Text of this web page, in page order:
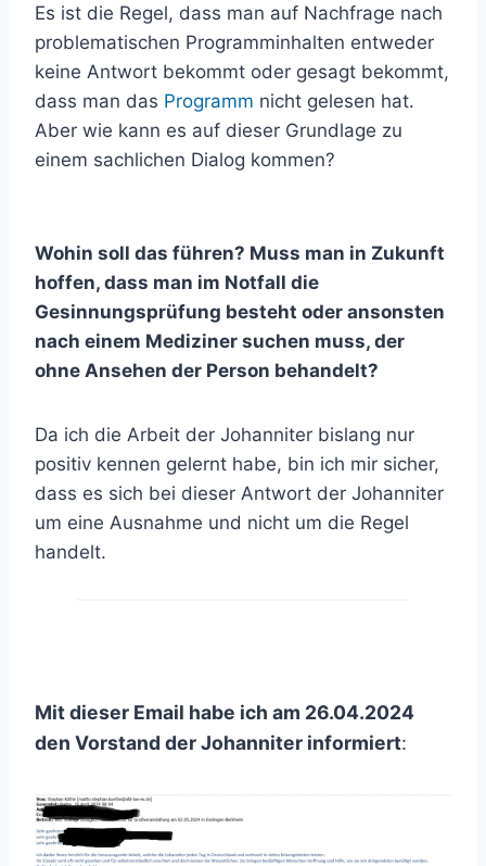
Es ist die Regel, dass man auf Nachfrage nach
problematischen Programminhalten entweder
keine Antwort bekommt oder gesagt bekommt,
dass man das Programm nicht gelesen hat.
Aber wie kann es auf dieser Grundlage zu
einem sachlichen Dialog kommen?
Wohin soll das führen? Muss man in Zukunft
hoffen, dass man im Notfall die
Gesinnungsprüfung besteht oder ansonsten
nach einem Mediziner suchen muss, der
ohne Ansehen der Person behandelt?
Da ich die Arbeit der Johanniter bislang nur
positiv kennen gelernt habe, bin ich mir sicher,
dass es sich bei dieser Antwort der Johanniter
um eine Ausnahme und nicht um die Regel
handelt.
Mit dieser Email habe ich am 26.04.2024
den Vorstand der Johanniter informiert: